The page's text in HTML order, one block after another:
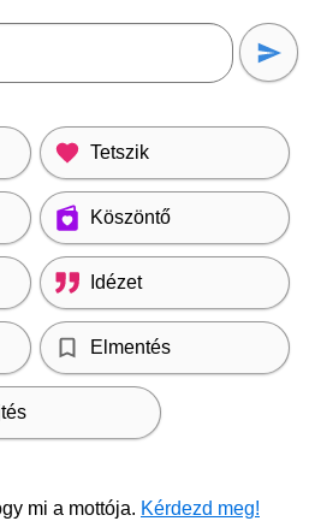
Tetszik
Köszöntő
Idézet
Elmentés
mi a mottója. Kérdezd meg!